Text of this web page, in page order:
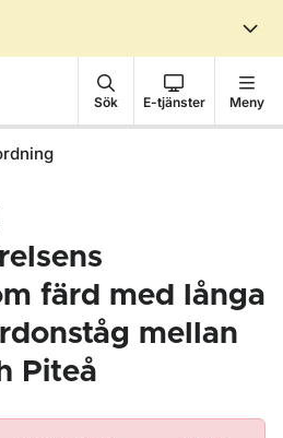
Sök E-tjänster Meny
färd med långa
mellan
Piteå